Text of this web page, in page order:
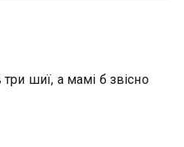
три шиї, а мамі б звісно